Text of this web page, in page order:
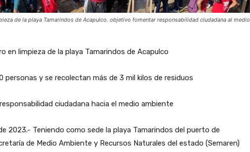
de la playa Tamarindos de Acapulco. objetivo fomentar responsabilidad ciudadana al medio
en limpieza de la playa Tamarindos de Acapulco
personas y se recolectan más de 3 mil kilos de residuos
ciudadana hacia el medio ambiente
2023.- Teniendo como sede la playa Tamarindos del puerto de
de Medio Ambiente y Recursos Naturales del estado (Semaren)